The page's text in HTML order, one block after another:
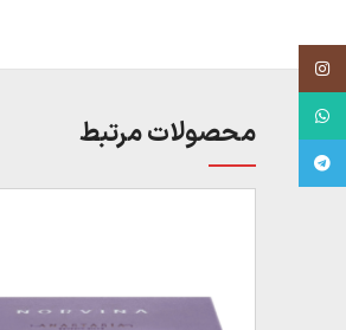
محصولات مرتبط
Instagram
Telegram